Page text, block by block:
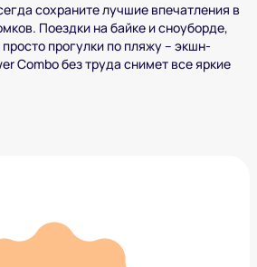
сохраните лучшие впечатления в
Поездки на байке и сноуборде,
прогулки по пляжу – экшн-
Combo без труда снимет все яркие